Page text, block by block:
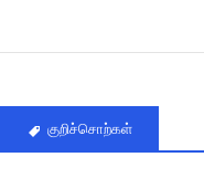
குறிச்சொற்கள்